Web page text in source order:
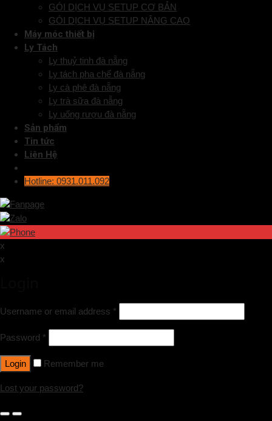
GÓI DỊCH VỤ SETUP CƠ BẢN
GÓI DỊCH VỤ SETUP NÂNG CAO
Máy móc thiết bị
Ly Tách
Ly thuỷ tinh đà nẵng
Ly tách pha chế đà nẵng
Ly cà phê đà nẵng
Ly trà sữa đà nẵng
Ly uống rượu đà nẵng
Sản phẩm
Tin tức
Liên Hệ
Hotline: 0931.011.092
x
x
Username or email address *
Password *
Login Remember me
Lost your password?